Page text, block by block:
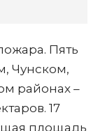
Пять
Чунском,
районах –
17
площадь